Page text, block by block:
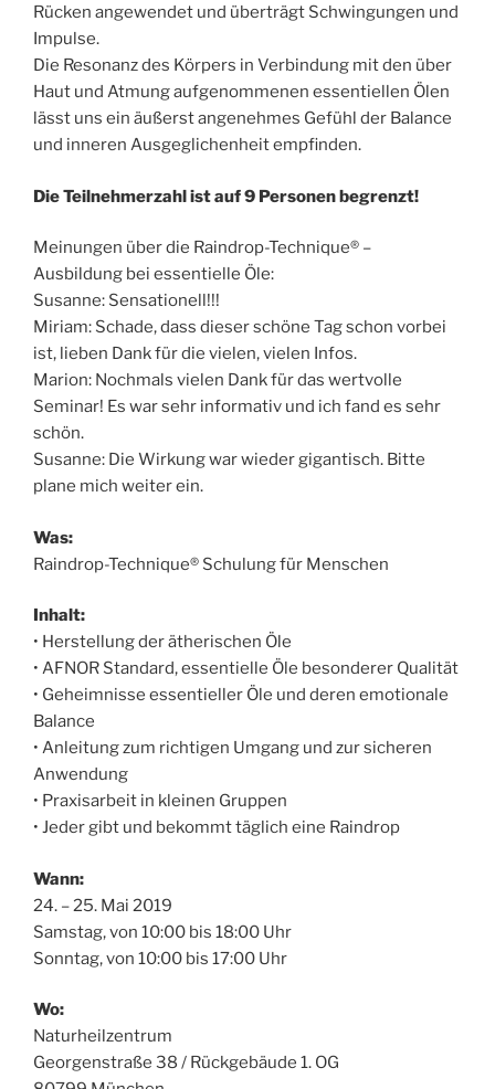
Rücken angewendet und überträgt Schwingungen und
Impulse.
Die Resonanz des Körpers in Verbindung mit den über
Haut und Atmung aufgenommenen essentiellen Ölen
lässt uns ein äußerst angenehmes Gefühl der Balance
und inneren Ausgeglichenheit empfinden.
Die Teilnehmerzahl ist auf 9 Personen begrenzt!
Meinungen über die Raindrop-Technique® –
Ausbildung bei essentielle Öle:
Susanne: Sensationell!!!
Miriam: Schade, dass dieser schöne Tag schon vorbei
ist, lieben Dank für die vielen, vielen Infos.
Marion: Nochmals vielen Dank für das wertvolle
Seminar! Es war sehr informativ und ich fand es sehr
schön.
Susanne: Die Wirkung war wieder gigantisch. Bitte
plane mich weiter ein.
Was:
Raindrop-Technique® Schulung für Menschen
Inhalt:
• Herstellung der ätherischen Öle
• AFNOR Standard, essentielle Öle besonderer Qualität
• Geheimnisse essentieller Öle und deren emotionale
Balance
• Anleitung zum richtigen Umgang und zur sicheren
Anwendung
• Praxisarbeit in kleinen Gruppen
• Jeder gibt und bekommt täglich eine Raindrop
Wann:
24. – 25. Mai 2019
Samstag, von 10:00 bis 18:00 Uhr
Sonntag, von 10:00 bis 17:00 Uhr
Wo:
Naturheilzentrum
Georgenstraße 38 / Rückgebäude 1. OG